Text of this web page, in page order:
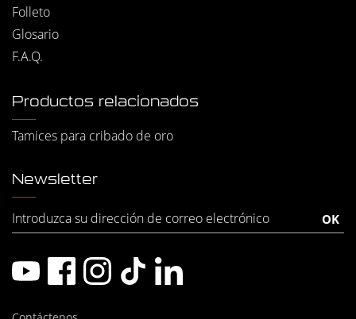
Folleto
Glosario
F.A.Q.
Productos relacionados
Tamices para cribado de oro
Newsletter